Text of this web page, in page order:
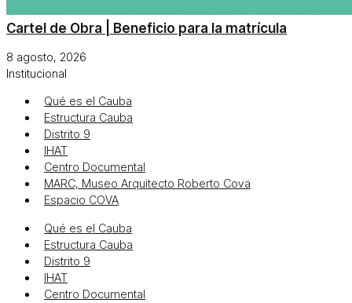
Cartel de Obra | Beneficio para la matrícula
8 agosto, 2026
Institucional
Qué es el Cauba
Estructura Cauba
Distrito 9
IHAT
Centro Documental
MARC, Museo Arquitecto Roberto Cova
Espacio COVA
Qué es el Cauba
Estructura Cauba
Distrito 9
IHAT
Centro Documental